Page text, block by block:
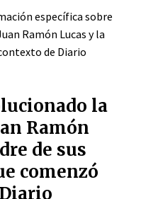
específica sobre
Ramón Lucas y la
de Diario
la
Ramón
de sus
comenzó